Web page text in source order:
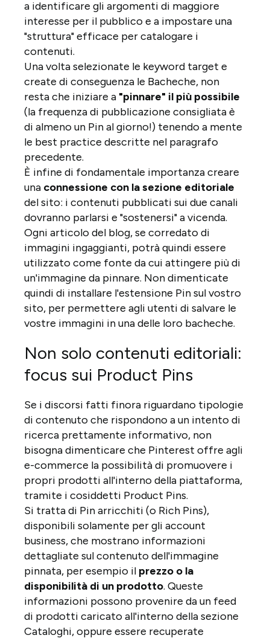
a identificare gli argomenti di maggiore
interesse per il pubblico e a impostare una
"struttura" efficace per catalogare i
contenuti.
Una volta selezionate le keyword target e
create di conseguenza le Bacheche, non
resta che iniziare a "pinnare" il più possibile
(la frequenza di pubblicazione consigliata è
di almeno un Pin al giorno!) tenendo a mente
le best practice descritte nel paragrafo
precedente.
È infine di fondamentale importanza creare
una connessione con la sezione editoriale
del sito: i contenuti pubblicati sui due canali
dovranno parlarsi e "sostenersi" a vicenda.
Ogni articolo del blog, se corredato di
immagini ingaggianti, potrà quindi essere
utilizzato come fonte da cui attingere più di
un'immagine da pinnare. Non dimenticate
quindi di installare l'estensione Pin sul vostro
sito, per permettere agli utenti di salvare le
vostre immagini in una delle loro bacheche.
Non solo contenuti editoriali:
focus sui Product Pins
Se i discorsi fatti finora riguardano tipologie
di contenuto che rispondono a un intento di
ricerca prettamente informativo, non
bisogna dimenticare che Pinterest offre agli
e-commerce la possibilità di promuovere i
propri prodotti all'interno della piattaforma,
tramite i cosiddetti Product Pins.
Si tratta di Pin arricchiti (o Rich Pins),
disponibili solamente per gli account
business, che mostrano informazioni
dettagliate sul contenuto dell'immagine
pinnata, per esempio il prezzo o la
disponibilità di un prodotto. Queste
informazioni possono provenire da un feed
di prodotti caricato all'interno della sezione
Cataloghi, oppure essere recuperate